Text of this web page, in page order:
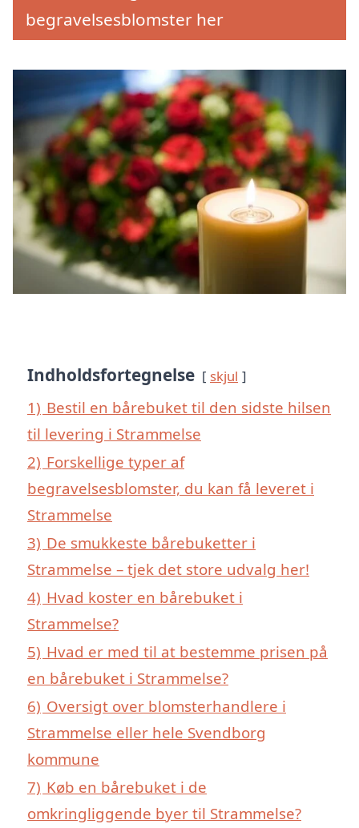
begravelsesblomster her
Indholdsfortegnelse skjul
1) Bestil en bårebuket til den sidste hilsen
til levering i Strammelse
2) Forskellige typer af
begravelsesblomster, du kan få leveret i
Strammelse
3) De smukkeste bårebuketter i
Strammelse – tjek det store udvalg her!
4) Hvad koster en bårebuket i
Strammelse?
5) Hvad er med til at bestemme prisen på
en bårebuket i Strammelse?
6) Oversigt over blomsterhandlere i
Strammelse eller hele Svendborg
kommune
7) Køb en bårebuket i de
omkringliggende byer til Strammelse?